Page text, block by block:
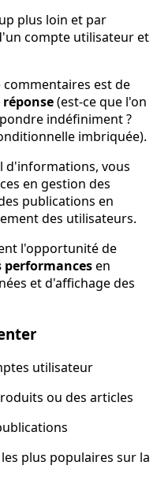
plus loin et par
compte utilisateur et
commentaires est de
(est-ce que l'on
indéfiniment ?
imbriquée).
d'informations, vous
en gestion des
publications en
des utilisateurs.
l'opportunité de
en
et d'affichage des
utilisateur
ou des articles
plus populaires sur la